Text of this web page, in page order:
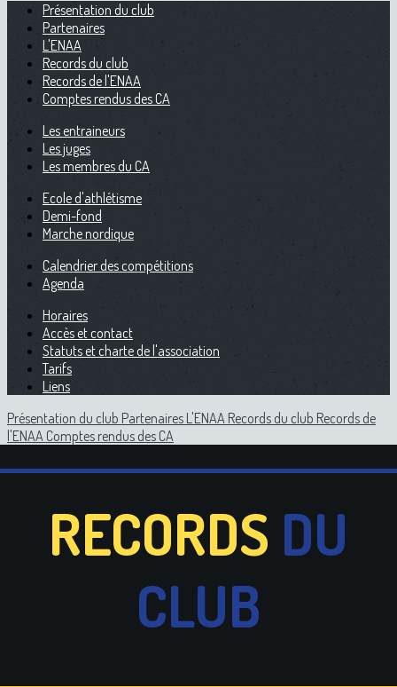
Présentation du club
Partenaires
L'ENAA
Records du club
Records de l'ENAA
Comptes rendus des CA
Les entraineurs
Les juges
Les membres du CA
Ecole d'athlétisme
Demi-fond
Marche nordique
Calendrier des compétitions
Agenda
Horaires
Accès et contact
Statuts et charte de l'association
Tarifs
Liens
Présentation du club Partenaires L'ENAA Records du club Records de
l'ENAA Comptes rendus des CA
RECORDS DU
CLUB